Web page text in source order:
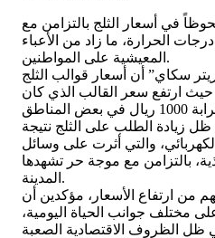
في أسعار الثلج بالتزامن مع
الحرارة، ما زاد من الأعباء
المعيشية على المواطنين.
سكاي” أن أسعار قوالب الثلج
حيث ارتفع سعر القالب الذي كان
ظل زيادة الطلب على الثلج نتيجة
الكهربائي، والتي أثرت على وسائل
بالتزامن مع موجة حر تشهدها
المدينة.
من ارتفاع الأسعار، مؤكدين أن
مختلف جوانب الحياة اليومية،